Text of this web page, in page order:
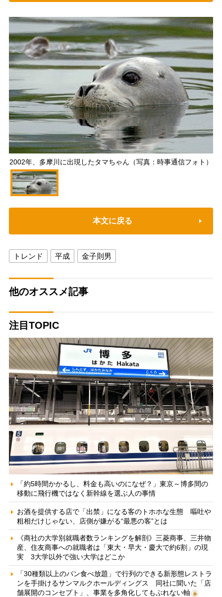
2002年、多摩川に出現したタマちゃん（写真：時事通信フォト）
本文に戻る
トレンド 平成 金子則男
他のオススメ記事
注目TOPIC
「約5時間かかるし、料金も高いのになぜ？」東京～博多間の
移動に飛行機ではなく新幹線を選ぶ人の事情
お酒を提供する店で「出禁」になる客のトホホな生態 嘔吐や
粗相だけじゃない、店側が嫌がる“最悪の客”とは
《商社の大学別就職者数ランキングを解剖》三菱商事、三井物
産、住友商事への就職者は「東大・早大・慶大で約6割」の現
実 3大学以外で強い大学はどこか
「30種類以上のパン食べ放題」で行列のできる新形態レストラ
ンを手掛けるサンマルクホールディングス 同社に聞いた「店
舗展開のコンセプト」、事業を多角化してもぶれない軸